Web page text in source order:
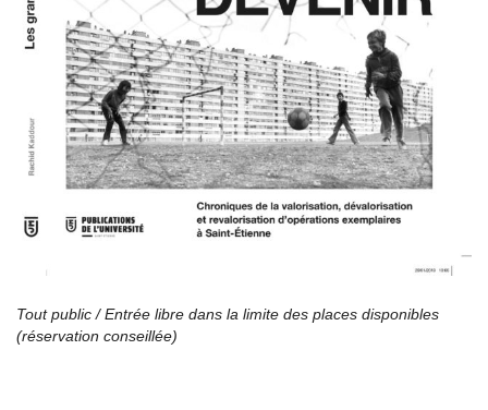
Tout public / Entrée libre dans la limite des places disponibles
(réservation conseillée)